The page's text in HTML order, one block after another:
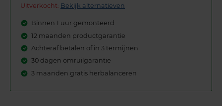
Uitverkocht: Bekijk alternatieven
Binnen 1 uur gemonteerd
12 maanden productgarantie
Achteraf betalen of in 3 termijnen
30 dagen omruilgarantie
3 maanden gratis herbalanceren